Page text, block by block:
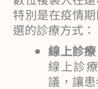
特別是在疫情
選的診療方式：
線上診療
線上診
議，讓